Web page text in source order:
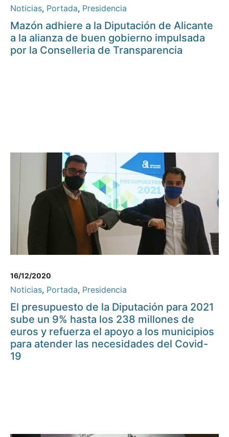
Noticias, Portada, Presidencia
Mazón adhiere a la Diputación de Alicante
a la alianza de buen gobierno impulsada
por la Conselleria de Transparencia
16/12/2020
Noticias, Portada, Presidencia
El presupuesto de la Diputación para 2021
sube un 9% hasta los 238 millones de
euros y refuerza el apoyo a los municipios
para atender las necesidades del Covid-
19